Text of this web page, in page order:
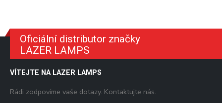
Oficiální distributor značky
LAZER LAMPS
VÍTEJTE NA LAZER LAMPS
Rádi zodpovíme vaše dotazy. Kontaktujte nás.